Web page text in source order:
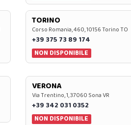
TORINO
Corso Romania, 460, 10156 Torino TO
+39 375 73 89 174
NON DISPONIBILE
VERONA
Via Trentino, 1, 37060 Sona VR
+39 342 031 0352
NON DISPONIBILE